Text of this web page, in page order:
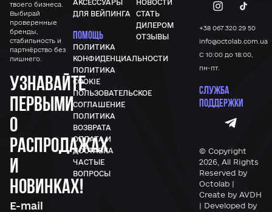
твоего бизнеса.
Выбирай
проверенные
бренды,
стабильность и
партнёрство без
лишнего.
Узнавайте
первыми
о
распродажах
и
новинках!
АКСЕССУАРЫ
ДЛЯ ВЕЙПИНГА
ПОМОЩЬ
ПОЛИТИКА
КОНФИДЕНЦИАЛЬНОСТИ
ПОЛИТИКА
COOKIE
ПОЛЬЗОВАТЕЛЬСКОЕ
СОГЛАШЕНИЕ
ПОЛИТИКА
ВОЗВРАТА
ОПЛАТА И
ДОСТАВКА
ЧАСТЫЕ
ВОПРОСЫ
НОВОСТИ
СТАТЬ
ДИЛЕРОМ
ОТЗЫВЫ
+38 067 320 29 50
info@octolab.com.ua
С 10:00 до 18:00,
пн-пт.
СЛУЖБА
ПОДДЕРЖКИ
© Copyright
2026, All Rights
Reserved by
Octolab |
Create by AVDH
| Developed by